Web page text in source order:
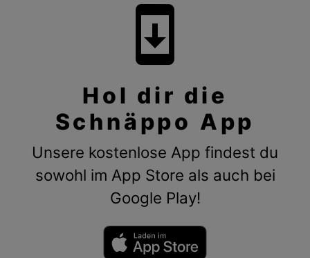
system_update
Hol dir die
Schnäppo App
Unsere kostenlose App findest du
sowohl im App Store als auch bei
Google Play!